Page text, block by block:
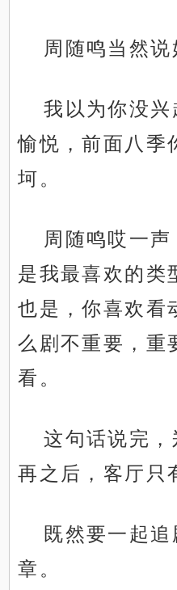
周随鸣当然说
我以为你没
愉悦，前面八季
坷。
周随鸣哎一
是我最喜欢的类
也是，你喜欢看
么剧不重要，重
看。
这句话说完，
再之后，客厅只
既然要一起
章。